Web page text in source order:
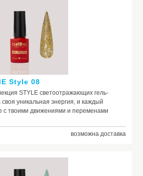
Style 08
STYLE светоотражающих гель-
своя уникальная энергия, и каждый
с твоими движениями и переменами
образы. плотная текстура
большое количество
возможна доставка